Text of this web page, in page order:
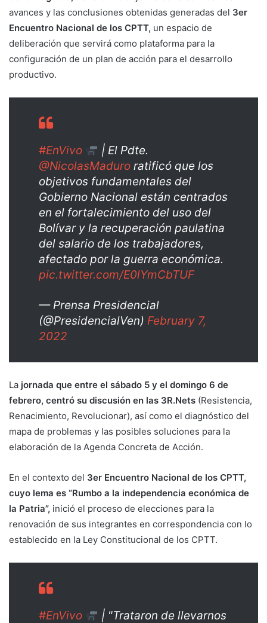
avances y las conclusiones obtenidas generadas del 3er
Encuentro Nacional de los CPTT, un espacio de
deliberación que servirá como plataforma para la
configuración de un plan de acción para el desarrollo
productivo.
#EnVivo
| El Pdte.
@NicolasMaduro ratificó que los
objetivos fundamentales del
Gobierno Nacional están centrados
en el fortalecimiento del uso del
Bolívar y la recuperación paulatina
del salario de los trabajadores,
afectado por la guerra económica.
pic.twitter.com/E0lYmCbTUF
— Prensa Presidencial
(@PresidencialVen) February 7,
2022
La jornada que entre el sábado 5 y el domingo 6 de
febrero, centró su discusión en las 3R.Nets (Resistencia,
Renacimiento, Revolucionar), así como el diagnóstico del
mapa de problemas y las posibles soluciones para la
elaboración de la Agenda Concreta de Acción.
En el contexto del 3er Encuentro Nacional de los CPTT,
cuyo lema es “Rumbo a la independencia económica de
la Patria”, inició el proceso de elecciones para la
renovación de sus integrantes en correspondencia con lo
establecido en la Ley Constitucional de los CPTT.
#EnVivo
| "Trataron de llevarnos